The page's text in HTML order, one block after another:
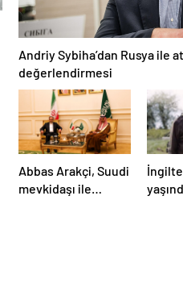
Andriy Sybiha’dan Rusya ile
değerlendirmesi
Abbas Arakçi, Suudi
mevkidaşı ile